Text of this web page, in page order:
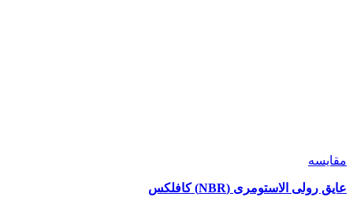
مقايسه
عایق رولی الاستومری (NBR) کافلکس